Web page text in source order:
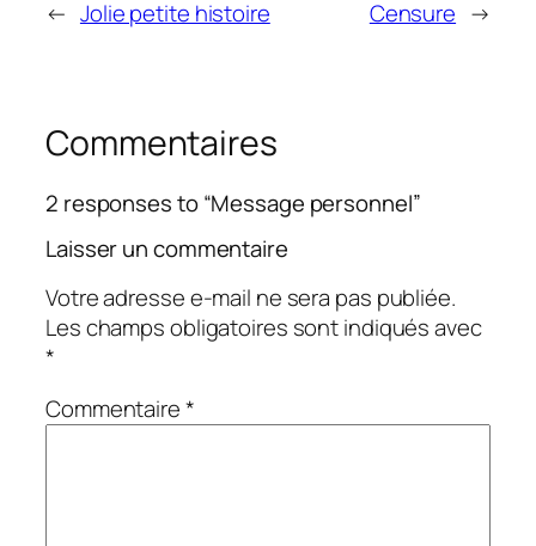
← Jolie petite histoire Censure →
Commentaires
2 responses to “Message personnel”
Laisser un commentaire
Votre adresse e-mail ne sera pas publiée.
Les champs obligatoires sont indiqués avec
*
Commentaire*